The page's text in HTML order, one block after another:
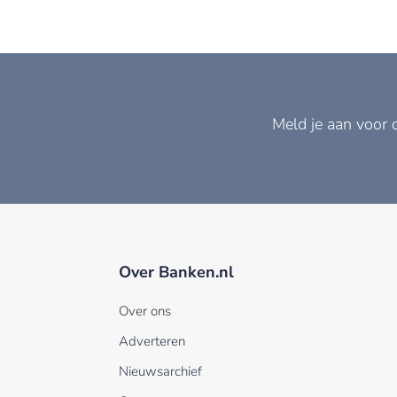
Meld je aan voor
Over Banken.nl
Over ons
Adverteren
Nieuwsarchief